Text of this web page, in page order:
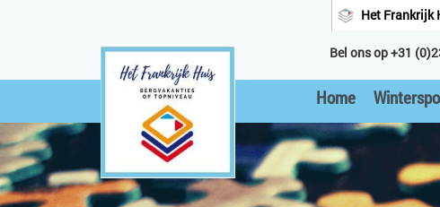
Het Frankrijk
Bel ons op +31
Home